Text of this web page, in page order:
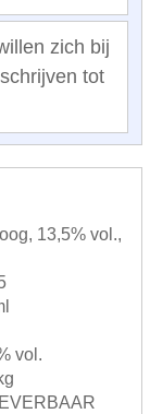
zich bij
tot
13,5% vol.,
vol.